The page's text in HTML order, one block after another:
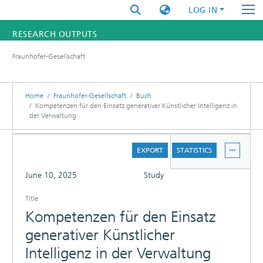
LOG IN
RESEARCH OUTPUTS
RESEARCHERS
INSTITUTES
Fraunhofer-Gesellschaft
Home Fraunhofer-Gesellschaft
Buch
Kompetenzen für den Einsatz generativer Künstlicher Intelligenz in
der Verwaltung
EXPORT STATISTICS
June 10, 2025 Study
Title
Kompetenzen für den Einsatz
generativer Künstlicher
Intelligenz in der Verwaltung